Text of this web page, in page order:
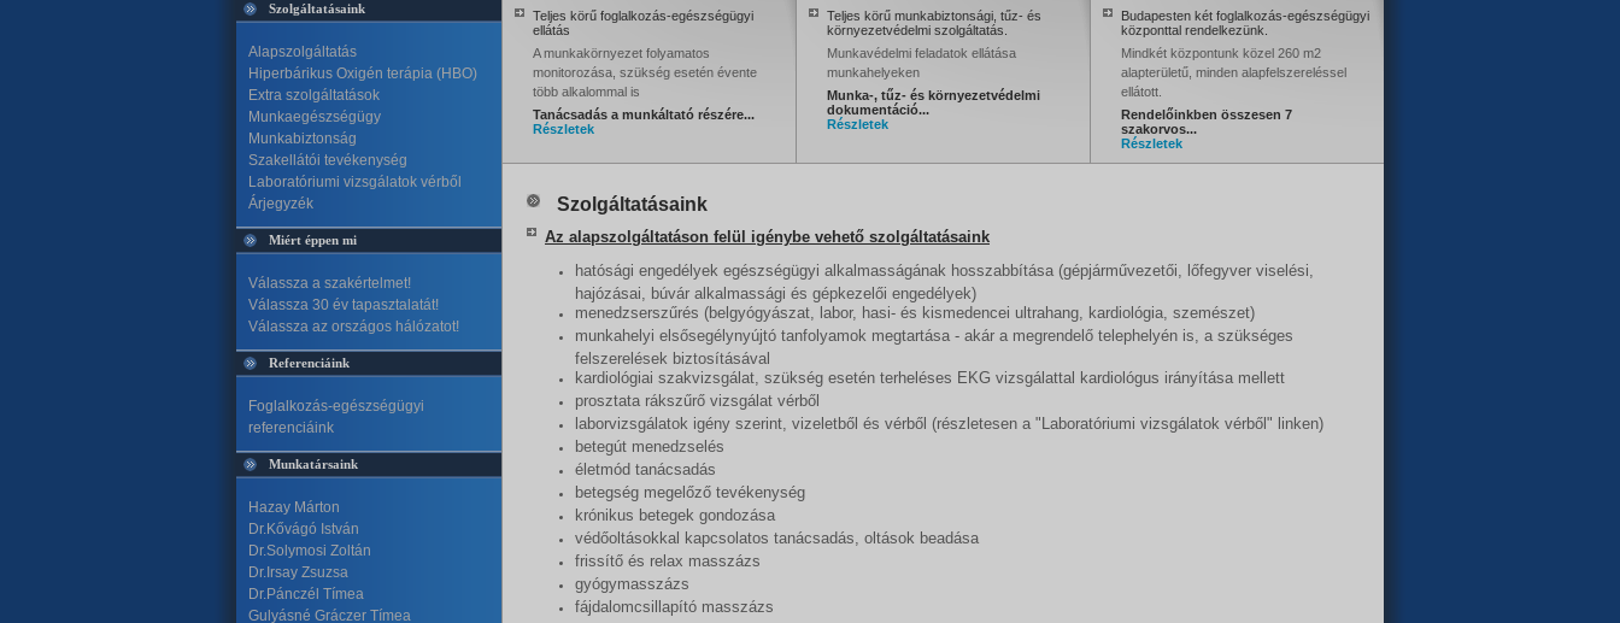
Szolgáltatásaink
Alapszolgáltatás
Hiperbárikus Oxigén terápia (HBO)
Extra szolgáltatások
Munkaegészségügy
Munkabiztonság
Szakellátói tevékenység
Laboratóriumi vizsgálatok vérből
Árjegyzék
Miért éppen mi
Válassza a szakértelmet!
Válassza 30 év tapasztalatát!
Válassza az országos hálózatot!
Referenciáink
Foglalkozás-egészségügyi
referenciáink
Munkatársaink
Hazay Márton
Dr.Kővágó István
Dr.Solymosi Zoltán
Dr.Irsay Zsuzsa
Dr.Pánczél Tímea
Gulyásné Gráczer Tímea
Teljes körű foglalkozás-egészségügyi
ellátás
A munkakörnyezet folyamatos
monitorozása, szükség esetén évente
több alkalommal is
Tanácsadás a munkáltató részére...
Részletek
Teljes körű munkabiztonsági, tűz- és
környezetvédelmi szolgáltatás.
Munkavédelmi feladatok ellátása
munkahelyeken
Munka-, tűz- és környezetvédelmi
dokumentáció...
Részletek
Budapesten két foglalkozás-egészségügyi
központtal rendelkezünk.
Mindkét központunk közel 260 m2
alapterületű, minden alapfelszereléssel
ellátott.
Rendelőinkben összesen 7
szakorvos...
Részletek
Szolgáltatásaink
Az alapszolgáltatáson felül igénybe vehető szolgáltatásaink
hatósági engedélyek egészségügyi alkalmasságának hosszabbítása (gépjárművezetői, lőfegyver viselési,
hajózásai, búvár alkalmassági és gépkezelői engedélyek)
menedzserszűrés (belgyógyászat, labor, hasi- és kismedencei ultrahang, kardiológia, szemészet)
munkahelyi elsősegélynyújtó tanfolyamok megtartása - akár a megrendelő telephelyén is, a szükséges
felszerelések biztosításával
kardiológiai szakvizsgálat, szükség esetén terheléses EKG vizsgálattal kardiológus irányítása mellett
prosztata rákszűrő vizsgálat vérből
laborvizsgálatok igény szerint, vizeletből és vérből (részletesen a "Laboratóriumi vizsgálatok vérből" linken)
betegút menedzselés
életmód tanácsadás
betegség megelőző tevékenység
krónikus betegek gondozása
védőoltásokkal kapcsolatos tanácsadás, oltások beadása
frissítő és relax masszázs
gyógymasszázs
fájdalomcsillapító masszázs